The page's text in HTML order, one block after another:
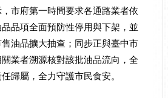
市府第一時間要求各通路業者依
品項全面預防性停用與下架，並
油品擴大抽查；同步正與臺中市
業者溯源核對該批油品流向，全
歸屬，全力守護市民食安。